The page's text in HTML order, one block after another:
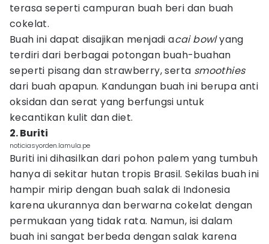
terasa seperti campuran buah beri dan buah
cokelat.
Buah ini dapat disajikan menjadi acai bowlyang
terdiri dari berbagai potongan buah-buahan
seperti pisang dan strawberry, serta smoothies
dari buah apapun. Kandungan buah ini berupa anti
oksidan dan serat yang berfungsi untuk
kecantikan kulit dan diet.
2. Buriti
noticiasyorden.lamula.pe
Buriti ini dihasilkan dari pohon palem yang tumbuh
hanya di sekitar hutan tropis Brasil. Sekilas buah ini
hampir mirip dengan buah salak di Indonesia
karena ukurannya dan berwarna cokelat dengan
permukaan yang tidak rata. Namun, isi dalam
buah ini sangat berbeda dengan salak karena